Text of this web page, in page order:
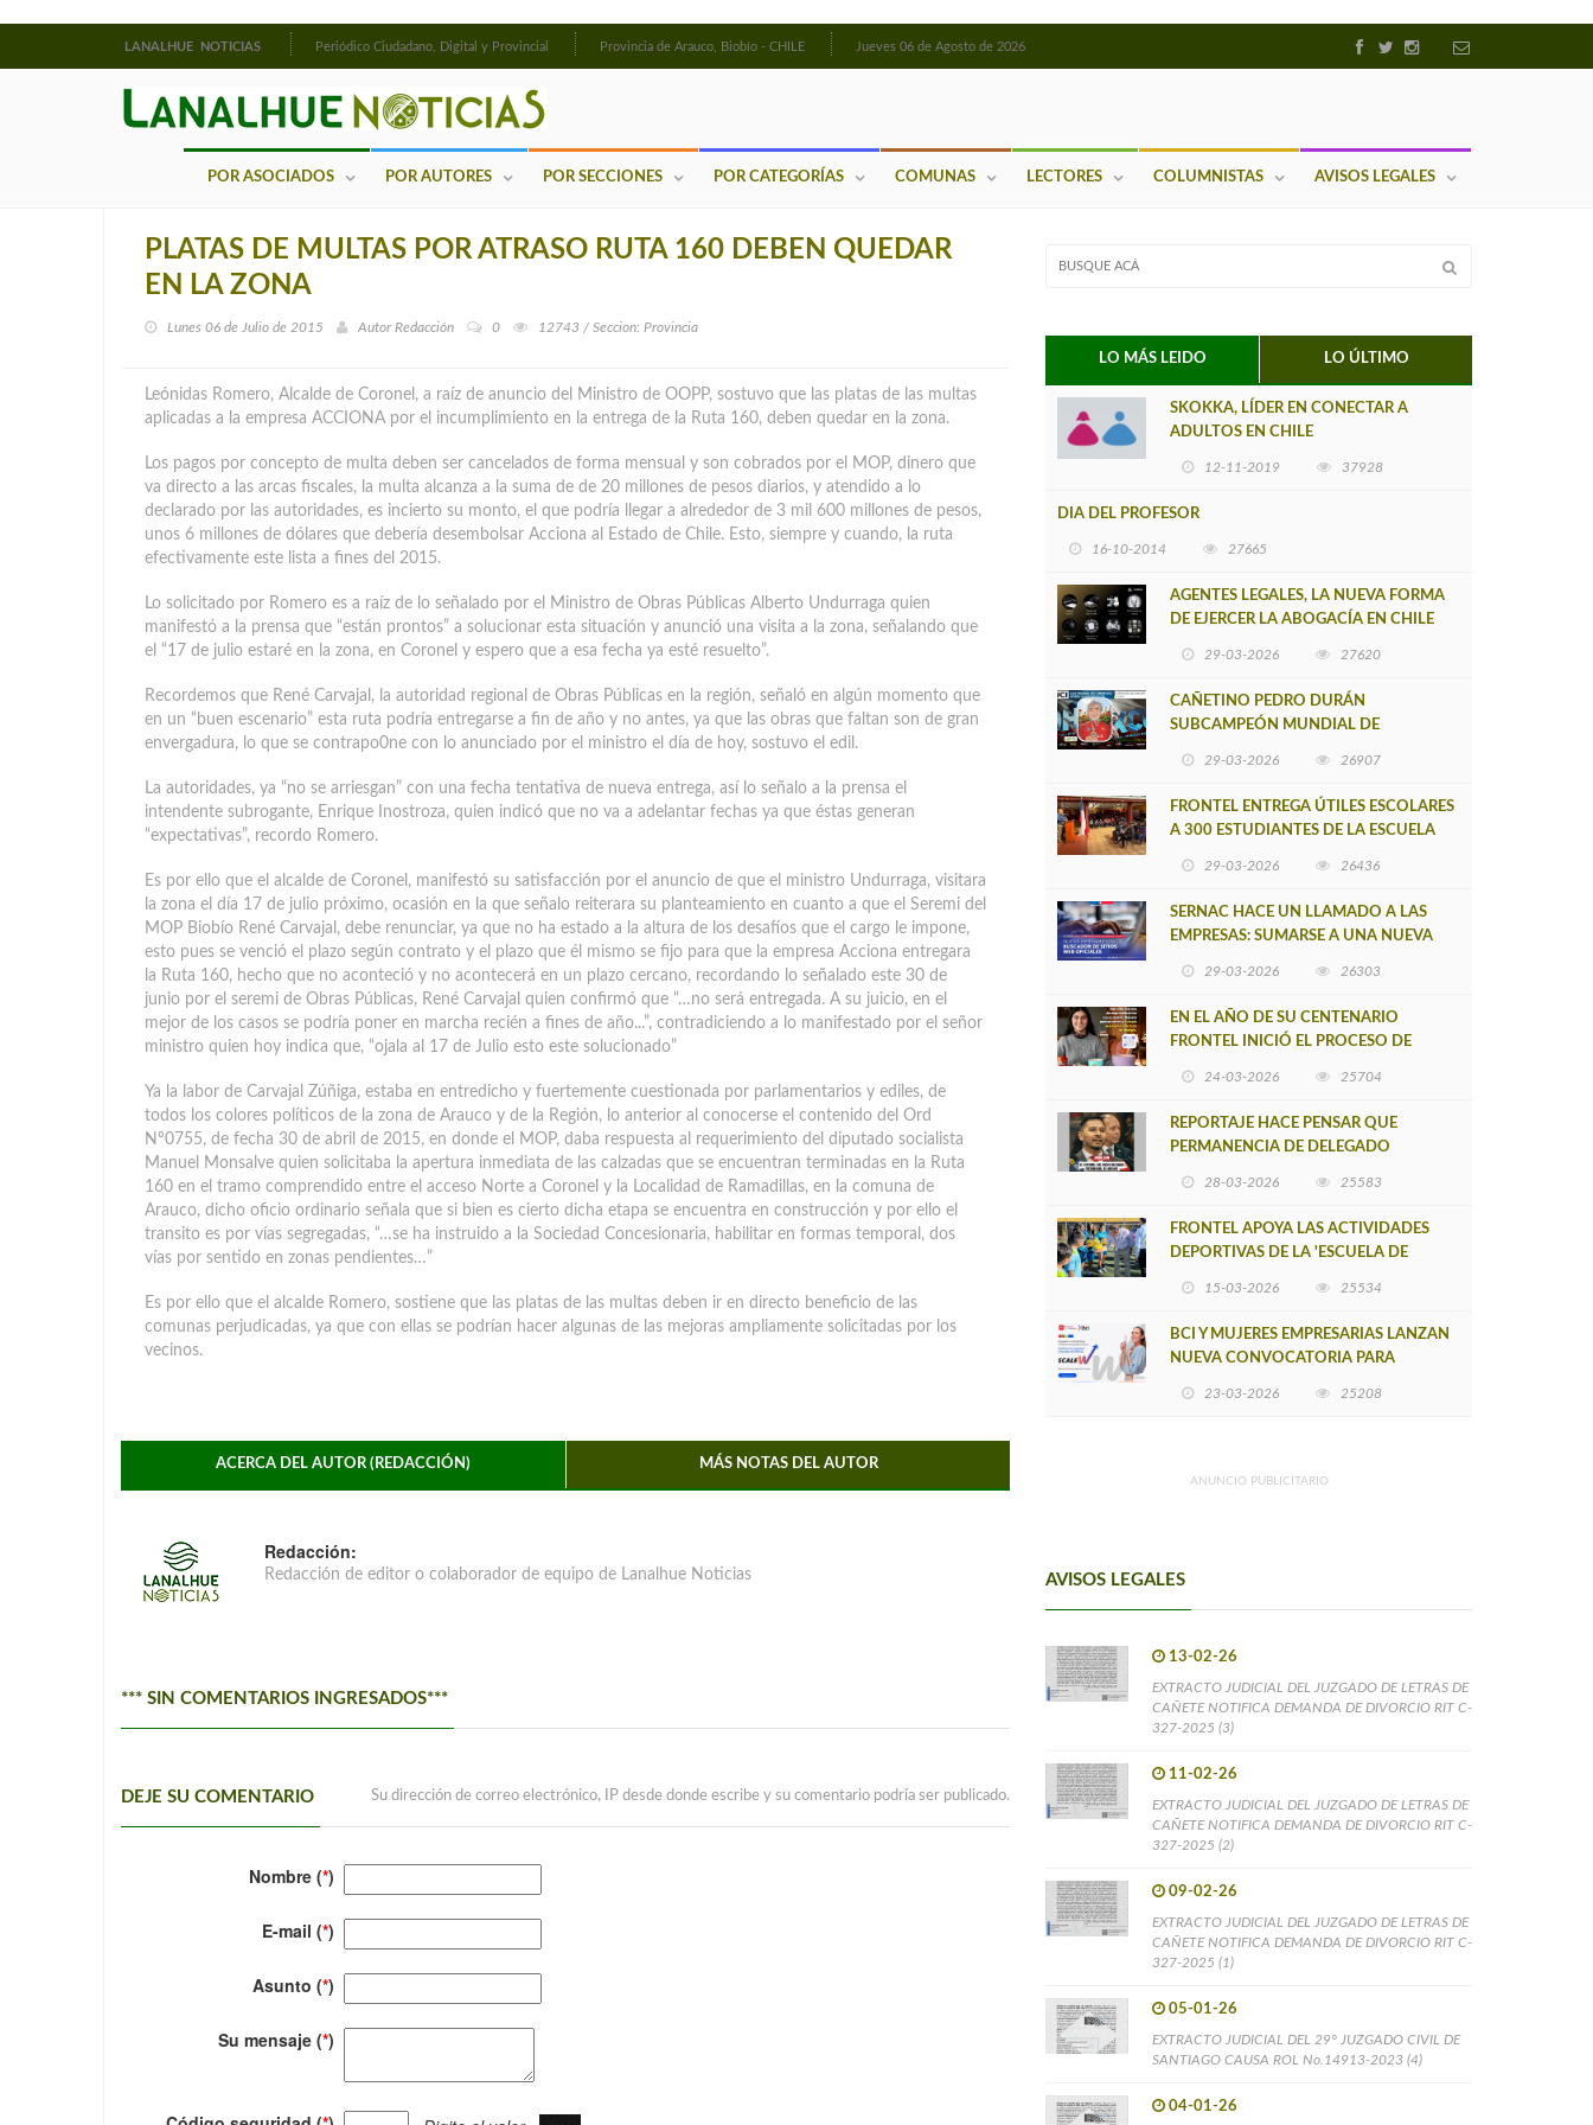
LANALHUE NOTICIAS Periódico Ciudadano, Digital y Provincial Provincia de Arauco, Biobío - CHILE Jueves 06 de Agosto de 2026
POR ASOCIADOS POR AUTORES POR SECCIONES POR CATEGORÍAS COMUNAS LECTORES COLUMNISTAS AVISOS LEGALES
PLATAS DE MULTAS POR ATRASO RUTA 160 DEBEN QUEDAR
EN LA ZONA
Lunes 06 de Julio de 2015 Autor Redacción 0 12743 / Seccion: Provincia
Leónidas Romero, Alcalde de Coronel, a raíz de anuncio del Ministro de OOPP, sostuvo que las platas de las multas
aplicadas a la empresa ACCIONA por el incumplimiento en la entrega de la Ruta 160, deben quedar en la zona.
Los pagos por concepto de multa deben ser cancelados de forma mensual y son cobrados por el MOP, dinero que
va directo a las arcas fiscales, la multa alcanza a la suma de de 20 millones de pesos diarios, y atendido a lo
declarado por las autoridades, es incierto su monto, el que podría llegar a alrededor de 3 mil 600 millones de pesos,
unos 6 millones de dólares que debería desembolsar Acciona al Estado de Chile. Esto, siempre y cuando, la ruta
efectivamente este lista a fines del 2015.
Lo solicitado por Romero es a raíz de lo señalado por el Ministro de Obras Públicas Alberto Undurraga quien
manifestó a la prensa que “están prontos” a solucionar esta situación y anunció una visita a la zona, señalando que
el “17 de julio estaré en la zona, en Coronel y espero que a esa fecha ya esté resuelto”.
Recordemos que René Carvajal, la autoridad regional de Obras Públicas en la región, señaló en algún momento que
en un “buen escenario” esta ruta podría entregarse a fin de año y no antes, ya que las obras que faltan son de gran
envergadura, lo que se contrapo0ne con lo anunciado por el ministro el día de hoy, sostuvo el edil.
La autoridades, ya “no se arriesgan” con una fecha tentativa de nueva entrega, así lo señalo a la prensa el
intendente subrogante, Enrique Inostroza, quien indicó que no va a adelantar fechas ya que éstas generan
“expectativas”, recordo Romero.
Es por ello que el alcalde de Coronel, manifestó su satisfacción por el anuncio de que el ministro Undurraga, visitara
la zona el día 17 de julio próximo, ocasión en la que señalo reiterara su planteamiento en cuanto a que el Seremi del
MOP Biobío René Carvajal, debe renunciar, ya que no ha estado a la altura de los desafíos que el cargo le impone,
esto pues se venció el plazo según contrato y el plazo que él mismo se fijo para que la empresa Acciona entregara
la Ruta 160, hecho que no aconteció y no acontecerá en un plazo cercano, recordando lo señalado este 30 de
junio por el seremi de Obras Públicas, René Carvajal quien confirmó que “…no será entregada. A su juicio, en el
mejor de los casos se podría poner en marcha recién a fines de año...”, contradiciendo a lo manifestado por el señor
ministro quien hoy indica que, “ojala al 17 de Julio esto este solucionado”
Ya la labor de Carvajal Zúñiga, estaba en entredicho y fuertemente cuestionada por parlamentarios y ediles, de
todos los colores políticos de la zona de Arauco y de la Región, lo anterior al conocerse el contenido del Ord
Nº0755, de fecha 30 de abril de 2015, en donde el MOP, daba respuesta al requerimiento del diputado socialista
Manuel Monsalve quien solicitaba la apertura inmediata de las calzadas que se encuentran terminadas en la Ruta
160 en el tramo comprendido entre el acceso Norte a Coronel y la Localidad de Ramadillas, en la comuna de
Arauco, dicho oficio ordinario señala que si bien es cierto dicha etapa se encuentra en construcción y por ello el
transito es por vías segregadas, “…se ha instruido a la Sociedad Concesionaria, habilitar en formas temporal, dos
vías por sentido en zonas pendientes…”
Es por ello que el alcalde Romero, sostiene que las platas de las multas deben ir en directo beneficio de las
comunas perjudicadas, ya que con ellas se podrían hacer algunas de las mejoras ampliamente solicitadas por los
vecinos.
ACERCA DEL AUTOR (REDACCIÓN) MÁS NOTAS DEL AUTOR
Redacción:
Redacción de editor o colaborador de equipo de Lanalhue Noticias
*** SIN COMENTARIOS INGRESADOS***
DEJE SU COMENTARIO Su dirección de correo electrónico, IP desde donde escribe y su comentario podría ser publicado.
Nombre (*)
E-mail (*)
Asunto (*)
Su mensaje (*)
LO MÁS LEIDO LO ÚLTIMO
SKOKKA, LÍDER EN CONECTAR A
ADULTOS EN CHILE
12-11-2019 37928
DIA DEL PROFESOR
16-10-2014 27665
AGENTES LEGALES, LA NUEVA FORMA
DE EJERCER LA ABOGACÍA EN CHILE
29-03-2026 27620
CAÑETINO PEDRO DURÁN
SUBCAMPEÓN MUNDIAL DE
29-03-2026 26907
FRONTEL ENTREGA ÚTILES ESCOLARES
A 300 ESTUDIANTES DE LA ESCUELA
29-03-2026 26436
SERNAC HACE UN LLAMADO A LAS
EMPRESAS: SUMARSE A UNA NUEVA
29-03-2026 26303
EN EL AÑO DE SU CENTENARIO
FRONTEL INICIÓ EL PROCESO DE
24-03-2026 25704
REPORTAJE HACE PENSAR QUE
PERMANENCIA DE DELEGADO
28-03-2026 25583
FRONTEL APOYA LAS ACTIVIDADES
DEPORTIVAS DE LA 'ESCUELA DE
15-03-2026 25534
BCI Y MUJERES EMPRESARIAS LANZAN
NUEVA CONVOCATORIA PARA
23-03-2026 25208
ANUNCIO PUBLICITARIO
AVISOS LEGALES
13-02-26
EXTRACTO JUDICIAL DEL JUZGADO DE LETRAS DE
CAÑETE NOTIFICA DEMANDA DE DIVORCIO RIT C-
327-2025 (3)
11-02-26
EXTRACTO JUDICIAL DEL JUZGADO DE LETRAS DE
CAÑETE NOTIFICA DEMANDA DE DIVORCIO RIT C-
327-2025 (2)
09-02-26
EXTRACTO JUDICIAL DEL JUZGADO DE LETRAS DE
CAÑETE NOTIFICA DEMANDA DE DIVORCIO RIT C-
327-2025 (1)
05-01-26
EXTRACTO JUDICIAL DEL 29° JUZGADO CIVIL DE
SANTIAGO CAUSA ROL No.14913-2023 (4)
04-01-26